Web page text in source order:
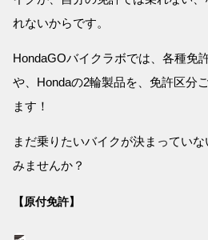
れないからです。
HondaGOバイクラボでは、各種免
や、Hondaの2輪製品を、免許区分
ます！
まだ乗りたいバイクが決まってい
みませんか？
【原付免許】